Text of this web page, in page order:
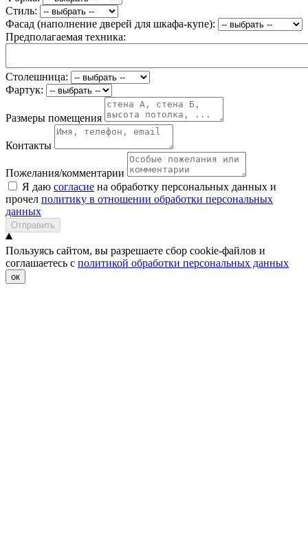
Стиль:
Фасад (наполнение дверей для шкафа-купе):
Предполагаемая техника:
Столешница:
Фартук:
Размеры помещения
Контакты
Пожелания/комментарии
Я даю согласие на обработку персональных данных и
прочел политику в отношении обработки персональных
данных
Отправить
Пользуясь сайтом, вы разрешаете сбор cookie-файлов и
соглашаетесь с политикой обработки персональных данных
ок